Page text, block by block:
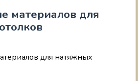
материалов для